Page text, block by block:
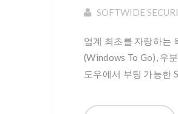
SOFTWIDE
업계 최초를 자랑하는
(Windows To Go), 우
도우에서 부팅 가능한